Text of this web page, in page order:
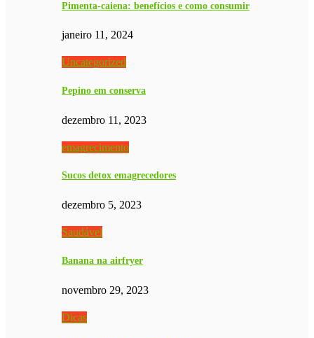
Pimenta-caiena: benefícios e como consumir
janeiro 11, 2024
Uncategorized
Pepino em conserva
dezembro 11, 2023
emagrecimento
Sucos detox emagrecedores
dezembro 5, 2023
Saudável
Banana na airfryer
novembro 29, 2023
Dicas